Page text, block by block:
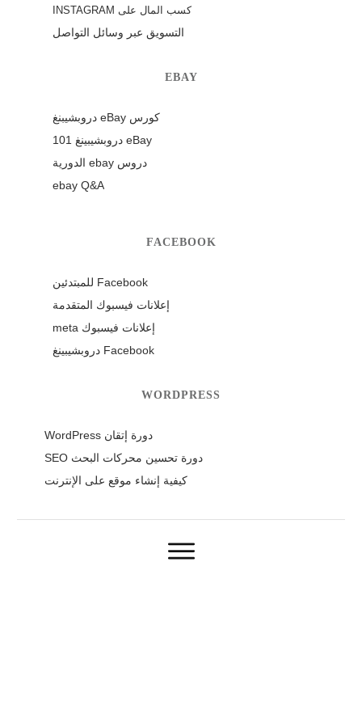
كسب المال على INSTAGRAM
التسويق عبر وسائل التواصل
EBAY
كورس eBay دروبشيبنغ
eBay دروبشيبينغ 101
دروس ebay الدورية
ebay Q&A
FACEBOOK
Facebook للمبتدئين
إعلانات فيسبوك المتقدمة
إعلانات فيسبوك meta
Facebook دروبشيبينغ
WORDPRESS
دورة إتقان WordPress
دورة تحسين محركات البحث SEO
كيفية إنشاء موقع على الإنترنت